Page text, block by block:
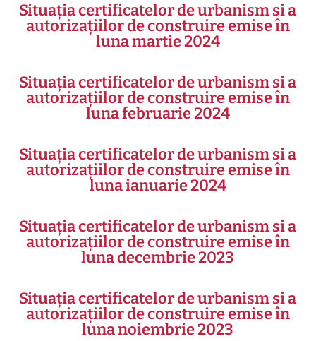
Situația certificatelor de urbanism si a
autorizațiilor de construire emise în
luna martie 2024
Situația certificatelor de urbanism si a
autorizațiilor de construire emise în
luna februarie 2024
Situația certificatelor de urbanism si a
autorizațiilor de construire emise în
luna ianuarie 2024
Situația certificatelor de urbanism si a
autorizațiilor de construire emise în
luna decembrie 2023
Situația certificatelor de urbanism si a
autorizațiilor de construire emise în
luna noiembrie 2023